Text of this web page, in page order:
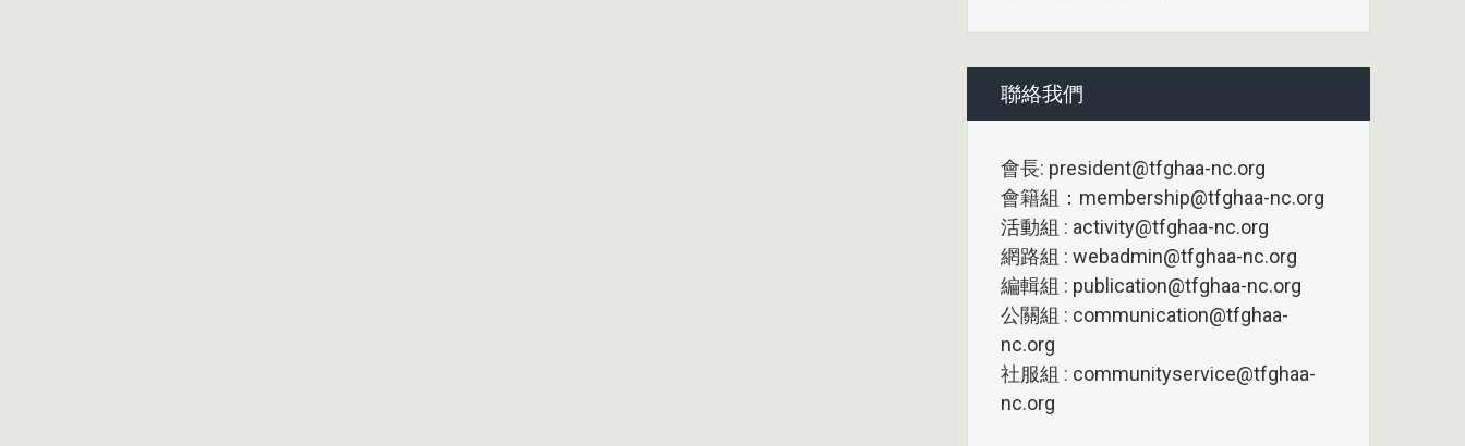
聯絡我們
會長: president@tfghaa-nc.org
會籍組：membership@tfghaa-nc.org
活動組 : activity@tfghaa-nc.org
網路組 : webadmin@tfghaa-nc.org
編輯組 : publication@tfghaa-nc.org
公關組 : communication@tfghaa-
nc.org
社服組 : communityservice@tfghaa-
nc.org